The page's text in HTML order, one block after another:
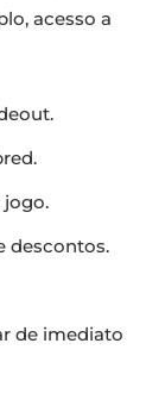
acesso a
jogo.
descontos.
de imediato